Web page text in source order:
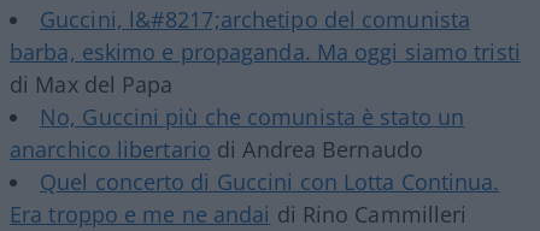
Guccini, l&#8217;archetipo del comunista
barba, eskimo e propaganda. Ma oggi siamo tristi
di Max del Papa
No, Guccini più che comunista è stato un
anarchico libertario di Andrea Bernaudo
Quel concerto di Guccini con Lotta Continua.
Era troppo e me ne andai di Rino Cammilleri